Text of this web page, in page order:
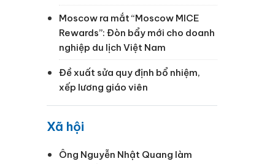
Moscow ra mắt “Moscow MICE
Rewards”: Đòn bẩy mới cho doanh
nghiệp du lịch Việt Nam
Đề xuất sửa quy định bổ nhiệm,
xếp lương giáo viên
Xã hội
Ông Nguyễn Nhật Quang làm